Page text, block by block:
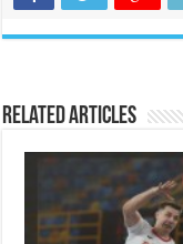
Related Articles